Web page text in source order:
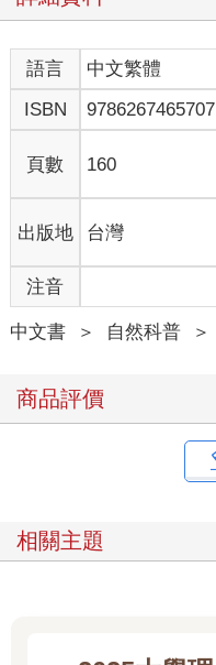
些糞土堆稱為「蚯蚓糞」。
在深層蚯蚓的種類中，最知
terrestris）。普通蚯蚓又稱
螾、蜿蟺，是園藝愛好者的
原生蚯蚓。普通蚯蚓的體長
一樣粗，尾巴像船槳一樣扁
側固定。
其實，大自然從來沒那麼有
不過實際上，不同種類之間
蚯蚓（例如有斑紋的赤子愛
蚓區隔，自成一類。也有蚯
棲息的土壤深度和食性，將
實驗室裡的科學家可以乾淨
生態可塑性（ecological
現出不同的行為或形態特徵
挖出水平的短地道。但南半
只會挖垂直的長地道，其行
過，英格蘭自然署（
哪種蚯蚓住在哪裡。
1/20。不同種的蚯蚓似乎
語言 中文繁體
ISBN
9786267465707
頁數 160
出版地 台灣
注音
中文書 ＞ 自然科普 ＞
商品評價
相關主題